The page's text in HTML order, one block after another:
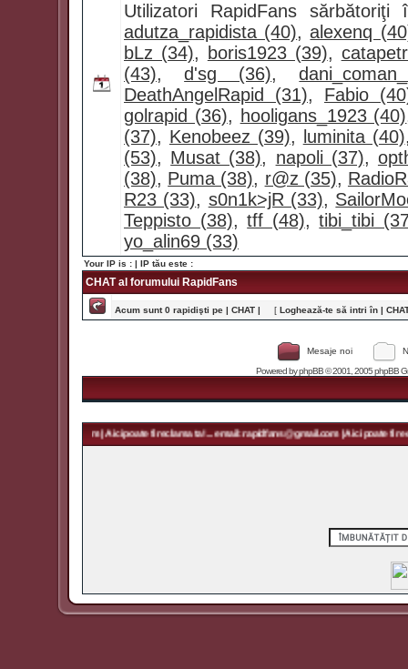
Utilizatori RapidFans
adutza_rapidista (40),alexenq
bLz (34), boris1923 (39),
(43),d'sg (36),
DeathAngelRapid (31), Fabio
golrapid (36), hooligans_1923 (40)
(37), Kenobeez (39), luminita (40)
(53), Musat (38), napoli (37),
(38), Puma (38), r@z (35),
R23 (33), s0n1k>jR (33),
Teppisto (38),tff (48),tibi_tibi
yo_alin69 (33)
Your IP is : | IP tău este :
CHAT al forumului RapidFans
Acum sunt 0 rapidişti pe | CHAT | [ Loghează-te să intri în |
Mesaje noi
Powered byphpBB© 2001, 2005 phpBB
| Aici poate fi reclama ta! ... email: rapidfans@gmail.com | Aici poate fi